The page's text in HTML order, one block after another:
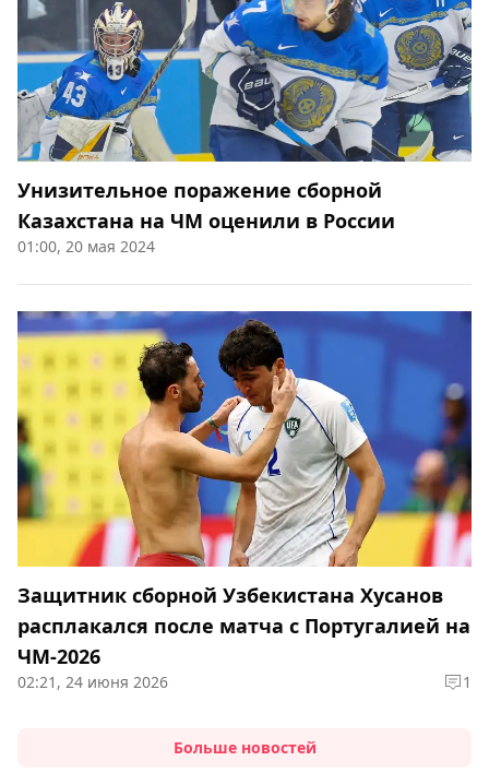
Унизительное поражение сборной
Казахстана на ЧМ оценили в России
01:00, 20 мая 2024
Защитник сборной Узбекистана Хусанов
расплакался после матча с Португалией на
ЧМ-2026
02:21, 24 июня 2026 1
Больше новостей